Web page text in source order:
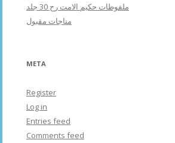
ملفوظات حکیم الامت رح 30 جلد
مناجات مقبول
META
Register
Log in
Entries feed
Comments feed